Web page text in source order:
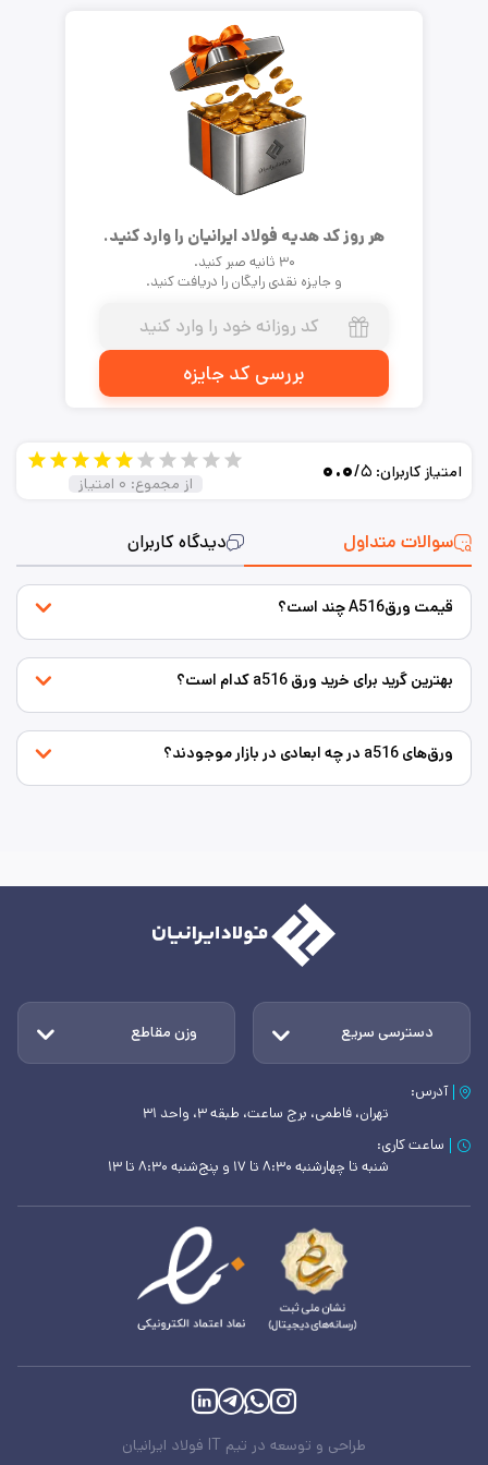
هر روز کد هدیه فولاد ایرانیان را وارد کنید.
۳۰ ثانیه صبر کنید.
و جایزه نقدی رایگان را دریافت کنید.
بررسی کد جایزه
سوالات متداول دیدگاه کاربران
امتیاز کاربران: ۰.۰/۵
از مجموع: ۰ امتیاز
قیمت ورقA516 چند است؟
بهترین گرید برای خرید ورق a516 کدام است؟
ورق‌های a516 در چه ابعادی در بازار موجودند؟
دسترسی سریع وزن مقاطع
آدرس:
تهران، فاطمی، برج ساعت، طبقه ۳، واحد ۳۱
ساعت کاری:
شنبه تا چهارشنبه ۸:۳۰ تا ۱۷ و پنج‌شنبه ۸:۳۰ تا ۱۳
طراحی و توسعه در تیم IT فولاد ایرانیان